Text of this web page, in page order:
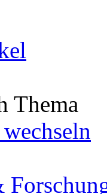
Thema